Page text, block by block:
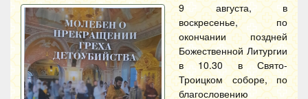
9 августа, в
воскресенье, по
окончании поздней
Божественной Литургии
в 10.30 в Свято-
Троицком соборе, по
благословению